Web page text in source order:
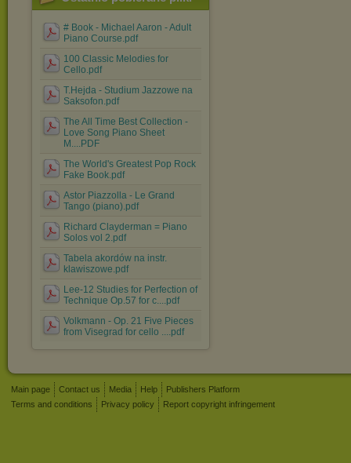
# Book - Michael Aaron - Adult
Piano Course.pdf
100 Classic Melodies for
Cello.pdf
T.Hejda - Studium Jazzowe na
Saksofon.pdf
The All Time Best Collection -
Love Song Piano Sheet
M....PDF
The World's Greatest Pop Rock
Fake Book.pdf
Astor Piazzolla - Le Grand
Tango (piano).pdf
Richard Clayderman = Piano
Solos vol 2.pdf
Tabela akordów na instr.
klawiszowe.pdf
Lee-12 Studies for Perfection of
Technique Op.57 for c....pdf
Volkmann - Op. 21 Five Pieces
from Visegrad for cello ....pdf
Main page Contact us Media Help
Publishers Platform
Terms and conditions
Privacy policy Report copyright infringement